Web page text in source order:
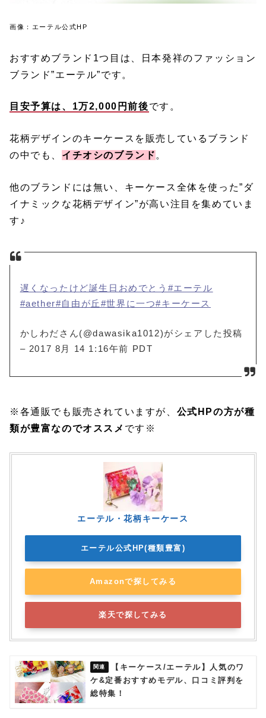
画像：エーテル公式HP
おすすめブランド1つ目は、日本発祥のファッション
ブランド”エーテル”です。
目安予算は、1万2,000円前後です。
花柄デザインのキーケースを販売しているブランド
の中でも、 イチオシのブランド 。
他のブランドには無い、キーケース全体を使った”ダ
イナミックな花柄デザイン”が高い注目を集めていま
す♪
遅くなったけど誕生日おめでとう#エーテル
#aether#自由が丘#世界に一つ#キーケース
かしわださん(@dawasika1012)がシェアした投稿
– 2017 8月 14 1:16午前 PDT
※各通販でも販売されていますが、 公式HPの方が種
類が豊富なのでオススメ です※
エーテル・花柄キーケース
エーテル公式HP(種類豊富)
Amazonで探してみる
楽天で探してみる
【キーケース/エーテル】人気のワ
ケ&定番おすすめモデル、口コミ評判を
総特集！